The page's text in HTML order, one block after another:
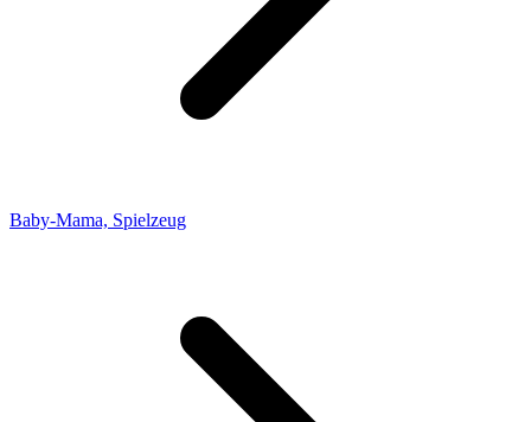
Baby-Mama, Spielzeug